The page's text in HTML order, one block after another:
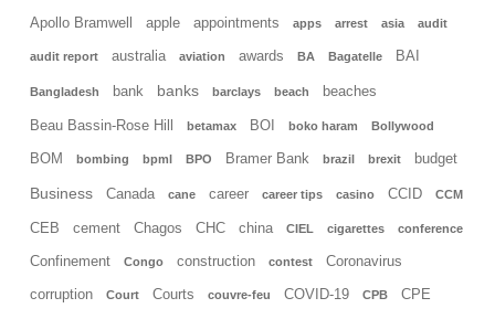
Apollo Bramwell apple appointments apps arrest asia audit
audit report australia aviation awards BA Bagatelle BAI
Bangladesh bank banks barclays beach beaches
Beau Bassin-Rose Hill betamax BOI boko haram Bollywood
BOM bombing bpml BPO Bramer Bank brazil brexit budget
Business Canada cane career career tips casino CCID CCM
CEB cement Chagos CHC china CIEL cigarettes conference
Confinement Congo construction contest Coronavirus
corruption Court Courts couvre-feu COVID-19 CPB CPE